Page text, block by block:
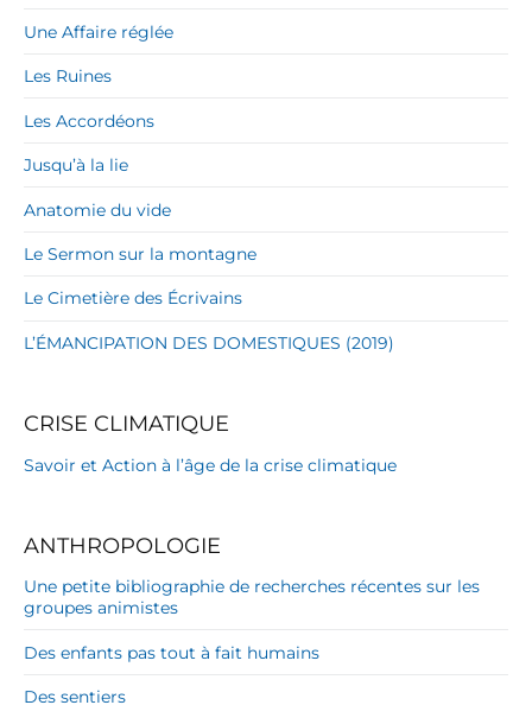
Une Affaire réglée
Les Ruines
Les Accordéons
Jusqu’à la lie
Anatomie du vide
Le Sermon sur la montagne
Le Cimetière des Écrivains
L’ÉMANCIPATION DES DOMESTIQUES (2019)
CRISE CLIMATIQUE
Savoir et Action à l’âge de la crise climatique
ANTHROPOLOGIE
Une petite bibliographie de recherches récentes sur les
groupes animistes
Des enfants pas tout à fait humains
Des sentiers